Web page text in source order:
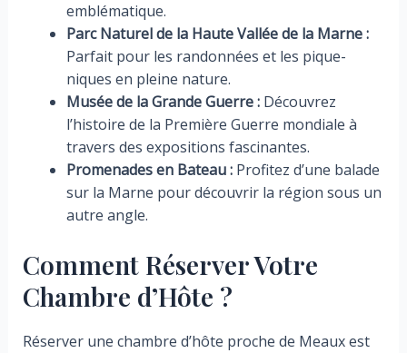
emblématique.
Parc Naturel de la Haute Vallée de la Marne :
Parfait pour les randonnées et les pique-
niques en pleine nature.
Musée de la Grande Guerre :Découvrez
l’histoire de la Première Guerre mondiale à
travers des expositions fascinantes.
Promenades en Bateau :Profitez d’une balade
sur la Marne pour découvrir la région sous un
autre angle.
Comment Réserver Votre
Chambre d’Hôte ?
Réserver une chambre d’hôte proche de Meaux est